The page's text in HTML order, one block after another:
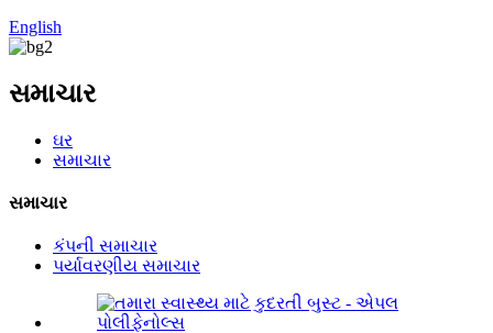
English
સમાચાર
ઘર
સમાચાર
સમાચાર
કંપની સમાચાર
પર્યાવરણીય સમાચાર